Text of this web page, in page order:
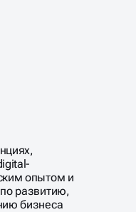
опытом и
развитию,
бизнеса